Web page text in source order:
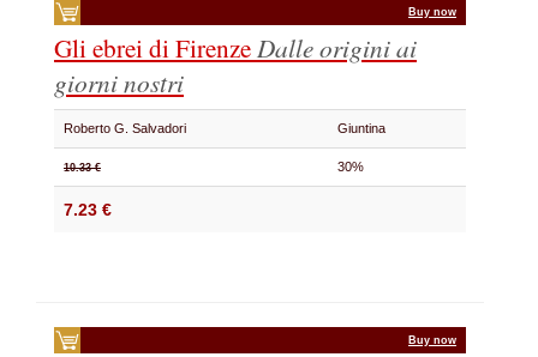
Buy now
Gli ebrei di FirenzeDalle origini ai
giorni nostri
Roberto G. Salvadori Giuntina
10.33 € 30%
7.23 €
Buy now